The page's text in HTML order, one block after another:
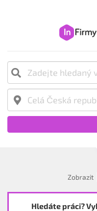
Zobrazit
Hledáte práci?